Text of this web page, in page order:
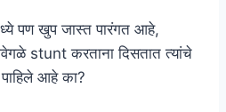
पण खुप जास्त पारंगत आहे,
stunt करताना दिसतात त्यांचे
पाहिले आहे का?